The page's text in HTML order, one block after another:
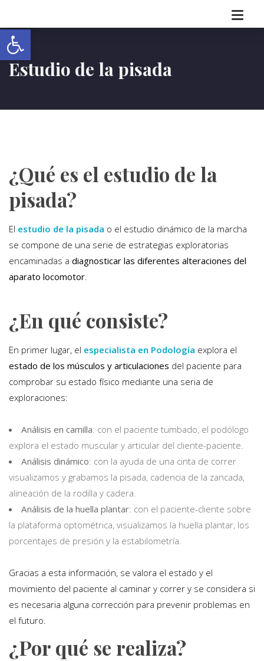
Abrir barra de herramientas
Estudio de la pisada
¿Qué es el estudio de la
pisada?
El estudio de la pisada o el estudio dinámico de la marcha
se compone de una serie de estrategias exploratorias
encaminadas a diagnosticar las diferentes alteraciones del
aparato locomotor.
¿En qué consiste?
En primer lugar, el especialista en Podología explora el
estado de los músculos y articulaciones del paciente para
comprobar su estado físico mediante una seria de
exploraciones:
Análisis en camilla: con el paciente tumbado, el podólogo
explora el estado muscular y articular del cliente-paciente.
Análisis dinámico: con la ayuda de una cinta de correr
visualizamos y grabamos la pisada, cadencia de la zancada,
alineación de la rodilla y cadera.
Análisis de la huella plantar: con el paciente-cliente sobre
la plataforma optométrica, visualizamos la huella plantar, los
porcentajes de presión y la estabilometría.
Gracias a esta información, se valora el estado y el
movimiento del paciente al caminar y correr y se considera si
es necesaria alguna corrección para prevenir problemas en
el futuro.
¿Por qué se realiza?